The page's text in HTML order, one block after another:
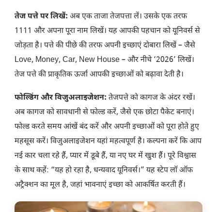
तेज पत्ते पर लिखें: अब एक ताजा तेजपत्ता लें। उसके एक तरफ
1111 और अपना पूरा नाम लिखें। यह आपकी पहचान को यूनिवर्स से
जोड़ता है। पत्ते की पीछे की तरफ अपनी इच्छाएं दोबारा लिखें – जैसे
Love, Money, Car, New House – और नीचे ‘2026’ लिखें।
तेज पत्ते की प्राकृतिक ऊर्जा आपकी इच्छाओं को बढ़ावा देती है।
फोल्डिंग और विजुअलाइजेशन: तेजपत्ते को कागज के अंदर रखें।
अब कागज को सावधानी से फोल्ड करें, जैसे एक छोटा पैकेट बनाएं।
फोल्ड करते समय आंखें बंद करें और अपनी इच्छाओं को पूरा होते हुए
महसूस करें। विजुअलाइजेशन यहां महत्वपूर्ण है। कल्पना करें कि आप
नई कार चला रहे हैं, प्यार में डूबे हैं, या नए घर में खुश हैं। पूरे विश्वास
के साथ कहें: “यह हो रहा है, धन्यवाद यूनिवर्स।” यह स्टेप लॉ ऑफ
अट्रैक्शन का मूल है, जहां भावनाएं इच्छा को आकर्षित करती हैं।